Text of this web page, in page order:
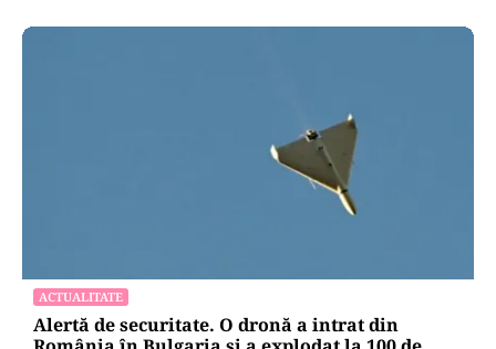
ACTUALITATE
Alertă de securitate. O dronă a intrat din